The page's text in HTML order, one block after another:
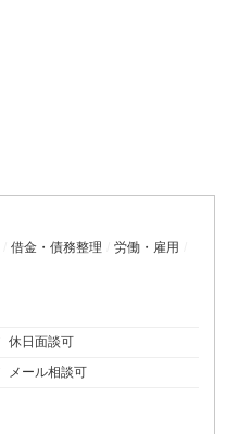
借金・債務整理
労働・雇用
休日面談可
メール相談可